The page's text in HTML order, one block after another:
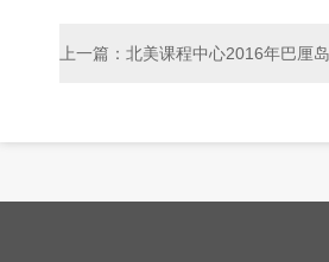
上一篇：北美课程中心2016年巴厘